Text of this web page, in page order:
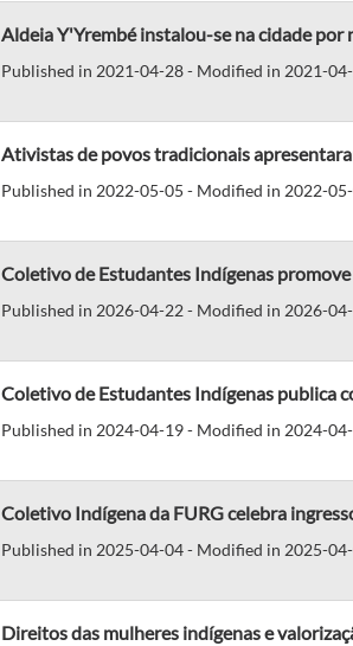
Aldeia Y'Yrembé instalou-se na cidade
Published in 2021-04-28 - Modified in 2021-
Ativistas de povos tradicionais
Published in 2022-05-05 - Modified in 2022-
Coletivo de Estudantes Indígenas
Published in 2026-04-22 - Modified in 2026-
Coletivo de Estudantes Indígenas publica
Published in 2024-04-19 - Modified in 2024-
Coletivo Indígena da FURG celebra
Published in 2025-04-04 - Modified in 2025-
Direitos das mulheres indígenas e